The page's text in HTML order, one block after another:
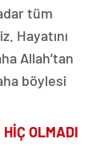
tüm
Hayatını
Allah’tan
böylesi
OLMADI